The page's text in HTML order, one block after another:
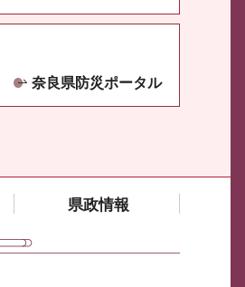
奈良県防災ポータル
県政情報